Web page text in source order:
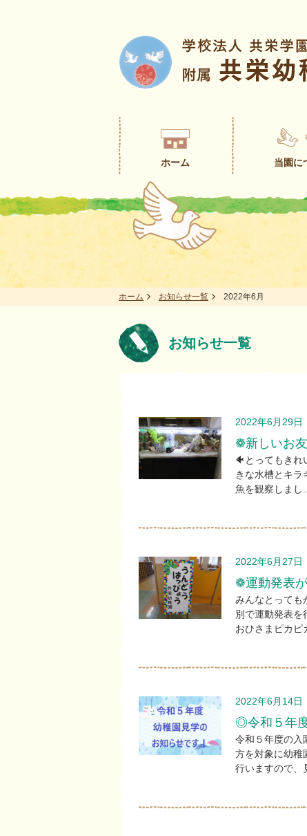
ホーム 当園に
ホーム お知らせ一覧 2022年6月
お知らせ一覧
2022年6月29日
❁新しいお
🐠とってもき
きな水槽とキ
魚を観察しまし...
2022年6月27日
❁運動発表
みんなとっても
別で運動発表を
おひさまピカピ
2022年6月14日
◎令和５年
令和５年度の入
方を対象に幼稚
行いますので、